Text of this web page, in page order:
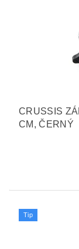
CRUSSIS
CM, ČERNÝ
Tip